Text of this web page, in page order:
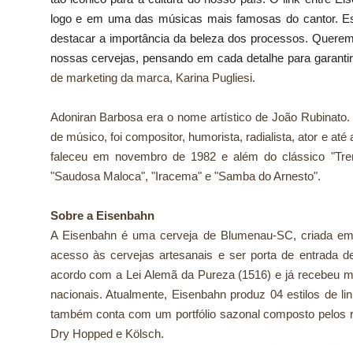
logo e em uma das músicas mais famosas do cantor.
destacar a importância da beleza dos processos.
nossas cervejas, pensando em cada detalhe para
de marketing da marca, Karina Pugliesi.
Adoniran Barbosa era o nome artístico de João
de músico, foi compositor, humorista, radialista, ator e
faleceu em novembro de 1982 e além do clássico
"Saudosa Maloca", "Iracema" e "Samba do Arnesto".
Sobre a Eisenbahn
A Eisenbahn é uma cerveja de Blumenau-SC, criada
acesso às cervejas artesanais e ser porta de entrada
acordo com a Lei Alemã da Pureza (1516) e já recebeu
nacionais. Atualmente, Eisenbahn produz 04 estilos de
também conta com um portfólio sazonal composto
Dry Hopped e Kölsch.